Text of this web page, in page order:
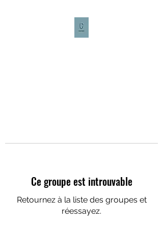
Ce groupe est introuvable
Retournez à la liste des groupes et
réessayez.